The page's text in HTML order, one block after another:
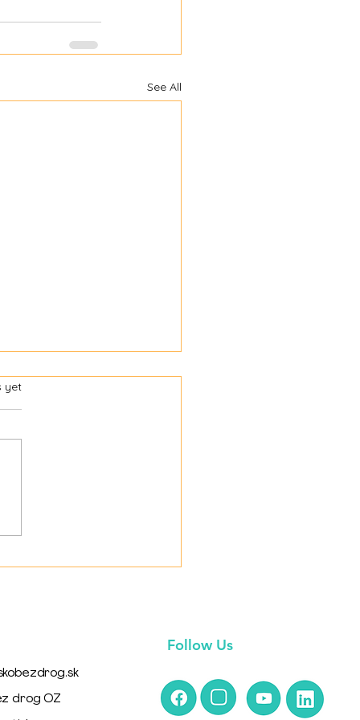
See All
yet
drog OZ
Follow Us